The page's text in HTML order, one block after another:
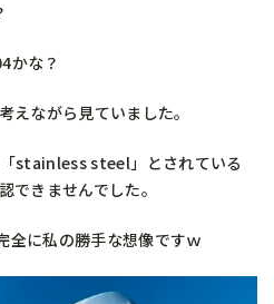
かな？
えながら見ていました。
stainless steel」とされている
できませんでした。
全に私の勝手な想像ですｗ